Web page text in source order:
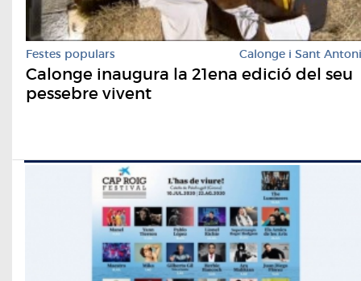
Festes populars Calonge i Sant Antoni
Calonge inaugura la 21ena edició del seu
pessebre vivent